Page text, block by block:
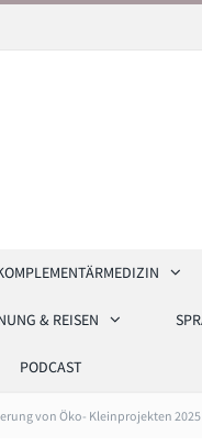
& REISEN
PODCAST
von Öko- Kleinprojekten 2025